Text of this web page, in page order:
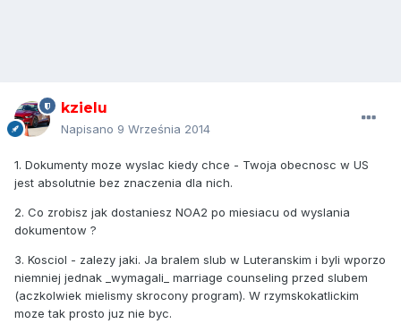
kzielu
Napisano 9 Września 2014
1. Dokumenty moze wyslac kiedy chce - Twoja obecnosc w US
jest absolutnie bez znaczenia dla nich.
2. Co zrobisz jak dostaniesz NOA2 po miesiacu od wyslania
dokumentow ?
3. Kosciol - zalezy jaki. Ja bralem slub w Luteranskim i byli wporzo
niemniej jednak _wymagali_ marriage counseling przed slubem
(aczkolwiek mielismy skrocony program). W rzymskokatlickim
moze tak prosto juz nie byc.